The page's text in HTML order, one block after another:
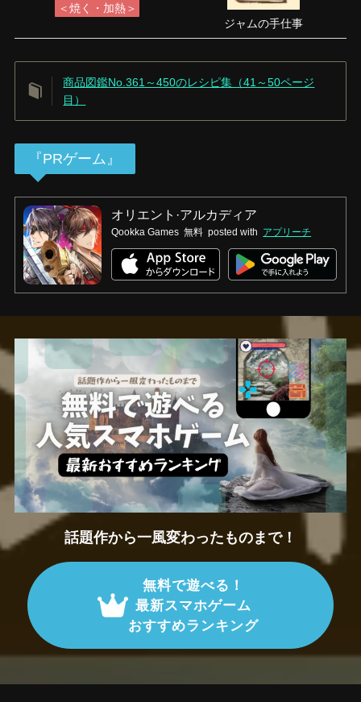
＜焼く・加熱＞
ジャムの手仕事
商品図鑑No.361～450のレシピ集（41～50ページ
目）
『PRゲーム』
オリエント·アルカディア
Qookka Games 無料 posted with アプリーチ
話題作から一風変わったものまで！
無料で遊べる！
最新スマホゲーム
おすすめランキング